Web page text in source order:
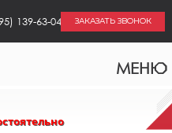
МЕНЮ
ЗАКАЗАТЬ ЗВОНОК
139-63-04